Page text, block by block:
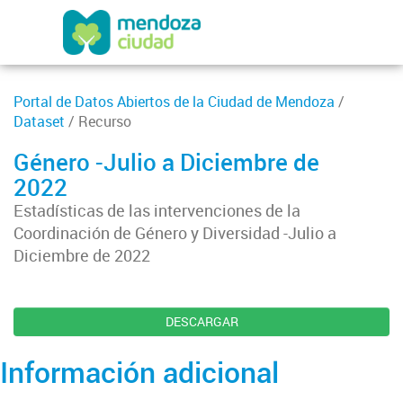
Portal de Datos Abiertos de la Ciudad de Mendoza /
Dataset / Recurso
Género -Julio a Diciembre de
2022
Estadísticas de las intervenciones de la
Coordinación de Género y Diversidad -Julio a
Diciembre de 2022
DESCARGAR
Información adicional